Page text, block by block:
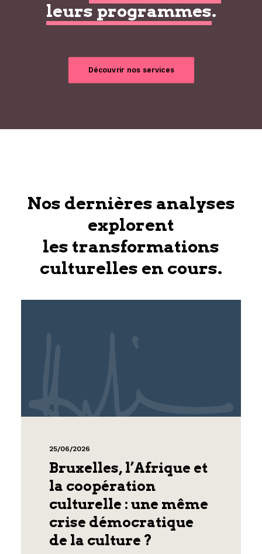
leurs programmes.
Découvrir nos services
Nos dernières analyses
explorent
les transformations
culturelles en cours.
25/06/2026
Bruxelles, l’Afrique et
la coopération
culturelle : une même
crise démocratique
de la culture ?